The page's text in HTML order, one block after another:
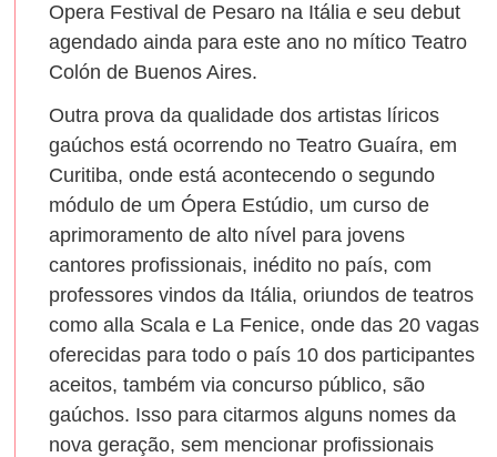
Opera Festival de Pesaro na Itália e seu debut
agendado ainda para este ano no mítico Teatro
Colón de Buenos Aires.
Outra prova da qualidade dos artistas líricos
gaúchos está ocorrendo no Teatro Guaíra, em
Curitiba, onde está acontecendo o segundo
módulo de um Ópera Estúdio, um curso de
aprimoramento de alto nível para jovens
cantores profissionais, inédito no país, com
professores vindos da Itália, oriundos de teatros
como alla Scala e La Fenice, onde das 20 vagas
oferecidas para todo o país 10 dos participantes
aceitos, também via concurso público, são
gaúchos. Isso para citarmos alguns nomes da
nova geração, sem mencionar profissionais